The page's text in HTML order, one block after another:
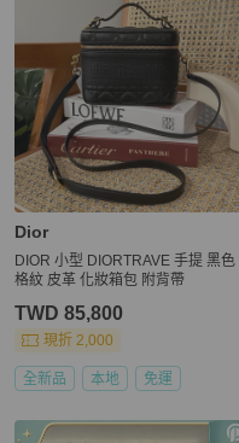
Dior
DIOR 小型 DIORTRAVE 手提 黑色
格紋 皮革 化妝箱包 附背帶
TWD 85,800
現折 2,000
全新品 本地 免運